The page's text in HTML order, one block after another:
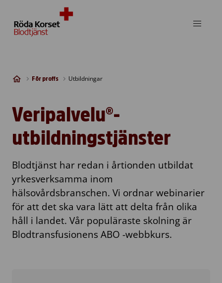
För proffs Utbildningar
Veripalvelu®-
utbildningstjänster
Blodtjänst har redan i årtionden utbildat
yrkesverksamma inom
hälsovårdsbranschen. Vi ordnar webinarier
för att det ska vara lätt att delta från olika
håll i landet. Vår populäraste skolning är
Blodtransfusionens ABO -webbkurs.